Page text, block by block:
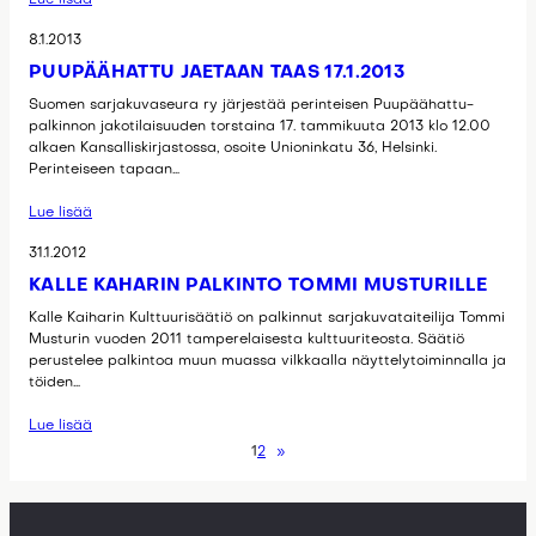
8.1.2013
PUUPÄÄHATTU JAETAAN TAAS 17.1.2013
Suomen sarjakuvaseura ry järjestää perinteisen Puupäähattu-
palkinnon jakotilaisuuden torstaina 17. tammikuuta 2013 klo 12.00
alkaen Kansalliskirjastossa, osoite Unioninkatu 36, Helsinki.
Perinteiseen tapaan…
Lue lisää
31.1.2012
KALLE KAIHARIN PALKINTO TOMMI MUSTURILLE
Kalle Kaiharin Kulttuurisäätiö on palkinnut sarjakuvataiteilija Tommi
Musturin vuoden 2011 tamperelaisesta kulttuuriteosta. Säätiö
perustelee palkintoa muun muassa vilkkaalla näyttelytoiminnalla ja
töiden…
Lue lisää
12 »